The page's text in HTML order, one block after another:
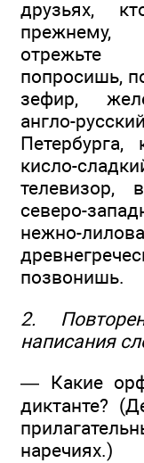
друзьях,
прежнему,
отрежьте
попросишь,
зефир,
англо-
кисло-
телевизор,
северо-
нежно-
позвонишь.
2.
написания
— Какие
диктанте?
наречиях.)